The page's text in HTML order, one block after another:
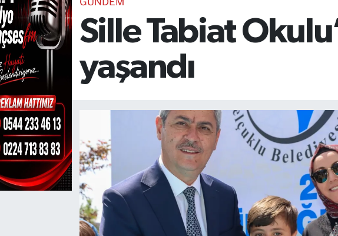
Sille Tabiat
yaşandı
TEKNOLOJİ
CANLI DİNLE
RESMİ İLANLAR
Gencsesfm Canlı Dinle